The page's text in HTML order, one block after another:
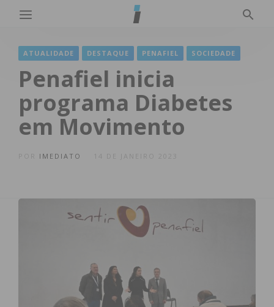
ATUALIDADE DESTAQUE PENAFIEL SOCIEDADE
Penafiel inicia
programa Diabetes
em Movimento
IMEDIATO 14 DE JANEIRO 2023